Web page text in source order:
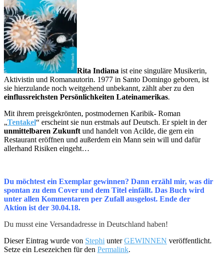
Rita Indiana ist eine singuläre Musikerin,
Aktivistin und Romanautorin. 1977 in Santo Domingo geboren, ist
sie hierzulande noch weitgehend unbekannt, zählt aber zu den
einflussreichsten Persönlichkeiten Lateinamerikas.
Mit ihrem preisgekrönten, postmodernen Karibik- Roman
„Tentakel“ erscheint sie nun erstmals auf Deutsch. Er spielt in der
unmittelbaren Zukunft und handelt von Acilde, die gern ein
Restaurant eröffnen und außerdem ein Mann sein will und dafür
allerhand Risiken eingeht…
Du möchtest ein Exemplar gewinnen? Dann erzähl mir, was dir
spontan zu dem Cover und dem Titel einfällt. Das Buch wird
unter allen Kommentaren per Zufall ausgelost. Ende der
Aktion ist der 30.04.18.
Du musst eine Versandadresse in Deutschland haben!
Dieser Eintrag wurde von Stephi unterGEWINNEN veröffentlicht.
Setze ein Lesezeichen für den Permalink.